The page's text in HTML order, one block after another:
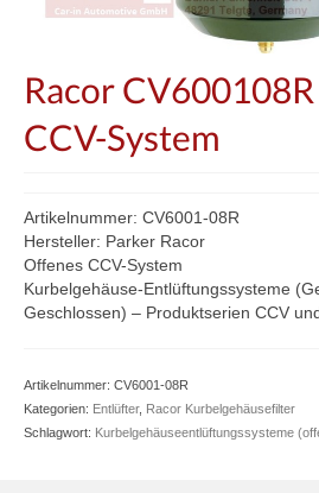
Racor
CCV-System
Artikelnummer: CV6001-08R
Hersteller: Parker Racor
Offenes CCV-System
Kurbelgehäuse-Entlüftungssysteme
Geschlossen) – Produktserien CCV
Artikelnummer: CV6001-08R
Kategorien: Entlüfter, Racor Kurbelgehäusefilter
Schlagwort: Kurbelgehäuseentlüftungssysteme